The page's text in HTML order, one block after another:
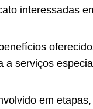
interessadas
a serviços
em